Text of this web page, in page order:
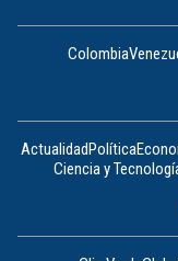
Colombia
ActualidadPolítica
Ciencia y